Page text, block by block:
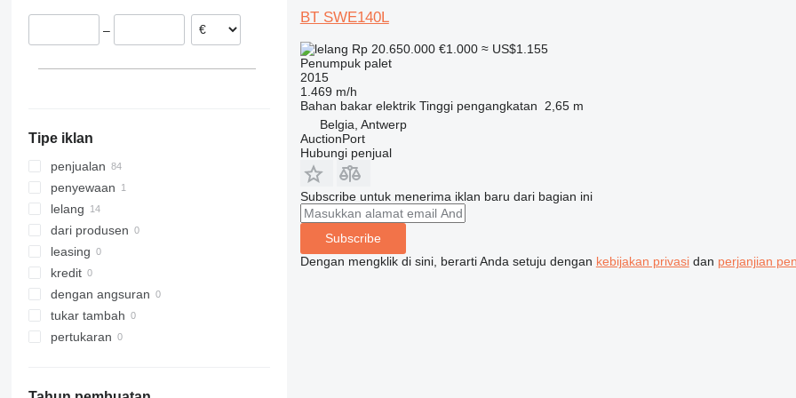
Spanyol
Polandia
–
Tipe iklan
penjualan
penyewaan
lelang
dari produsen
leasing
kredit
dengan angsuran
tukar tambah
pertukaran
BT SWE140L
Rp 20.650.000 €1.000 ≈ US$1.155
Penumpuk palet
2015
1.469 m/h
Bahan bakar elektrik Tinggi pengangkatan
2,65 m
Belgia, Antwerp
AuctionPort
Hubungi penjual
Subscribe untuk menerima iklan baru dari bagian ini
Subscribe
Dengan mengklik di sini, berarti Anda setuju dengan kebijakan privasidan perjanjian